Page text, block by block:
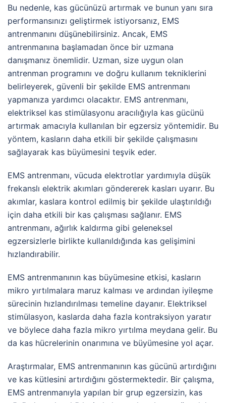
Bu nedenle, kas gücünüzü artırmak ve bunun yanı sıra
performansınızı geliştirmek istiyorsanız, EMS
antrenmanını düşünebilirsiniz. Ancak, EMS
antrenmanına başlamadan önce bir uzmana
danışmanız önemlidir. Uzman, size uygun olan
antrenman programını ve doğru kullanım tekniklerini
belirleyerek, güvenli bir şekilde EMS antrenmanı
yapmanıza yardımcı olacaktır. EMS antrenmanı,
elektriksel kas stimülasyonu aracılığıyla kas gücünü
artırmak amacıyla kullanılan bir egzersiz yöntemidir. Bu
yöntem, kasların daha etkili bir şekilde çalışmasını
sağlayarak kas büyümesini teşvik eder.
EMS antrenmanı, vücuda elektrotlar yardımıyla düşük
frekanslı elektrik akımları göndererek kasları uyarır. Bu
akımlar, kaslara kontrol edilmiş bir şekilde ulaştırıldığı
için daha etkili bir kas çalışması sağlanır. EMS
antrenmanı, ağırlık kaldırma gibi geleneksel
egzersizlerle birlikte kullanıldığında kas gelişimini
hızlandırabilir.
EMS antrenmanının kas büyümesine etkisi, kasların
mikro yırtılmalara maruz kalması ve ardından iyileşme
sürecinin hızlandırılması temeline dayanır. Elektriksel
stimülasyon, kaslarda daha fazla kontraksiyon yaratır
ve böylece daha fazla mikro yırtılma meydana gelir. Bu
da kas hücrelerinin onarımına ve büyümesine yol açar.
Araştırmalar, EMS antrenmanının kas gücünü artırdığını
ve kas kütlesini artırdığını göstermektedir. Bir çalışma,
EMS antrenmanıyla yapılan bir grup egzersizin, kas